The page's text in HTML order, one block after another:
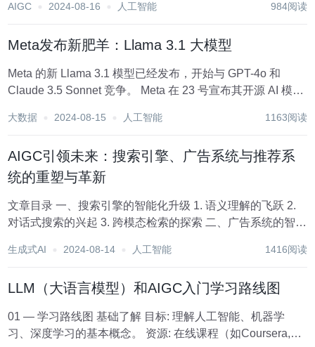
数据产业项目签约仪式。 图为：大会现场 我国数字经济蓬勃
AIGC 2024-08-16 人工智能 984阅读
Meta发布新肥羊：Llama 3.1 大模型
Meta 的新 Llama 3.1 模型已经发布，开始与 GPT-4o 和
Claude 3.5 Sonnet 竞争。 Meta 在 23 号宣布其开源 AI 模型
的...
大数据 2024-08-15 人工智能 1163阅读
AIGC引领未来：搜索引擎、广告系统与推荐系
统的重塑与革新
文章目录 一、搜索引擎的智能化升级 1. 语义理解的飞跃 2.
对话式搜索的兴起 3. 跨模态检索的探索 二、广告系统的智能
告深度融合 三、推荐系统的精准化与智能化...
生成式AI 2024-08-14 人工智能 1416阅读
LLM（大语言模型）和AIGC入门学习路线图
01 — 学习路线图 基础了解 目标: 理解人工智能、机器学
习、深度学习的基本概念。 资源: 在线课程（如Coursera,